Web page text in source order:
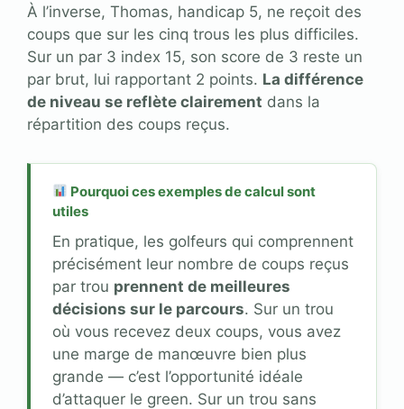
À l’inverse, Thomas, handicap 5, ne reçoit des
coups que sur les cinq trous les plus difficiles.
Sur un par 3 index 15, son score de 3 reste un
par brut, lui rapportant 2 points. La différence
de niveau se reflète clairement dans la
répartition des coups reçus.
Pourquoi ces exemples de calcul sont
utiles
En pratique, les golfeurs qui comprennent
précisément leur nombre de coups reçus
par trou prennent de meilleures
décisions sur le parcours. Sur un trou
où vous recevez deux coups, vous avez
une marge de manœuvre bien plus
grande — c’est l’opportunité idéale
d’attaquer le green. Sur un trou sans